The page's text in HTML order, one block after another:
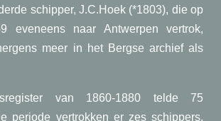
schipper, J.C.Hoek (*1803), die op
eveneens naar Antwerpen vertrok,
meer in het Bergse archief als
van 1860-1880 telde 75
periode vertrokken er zes schippers.